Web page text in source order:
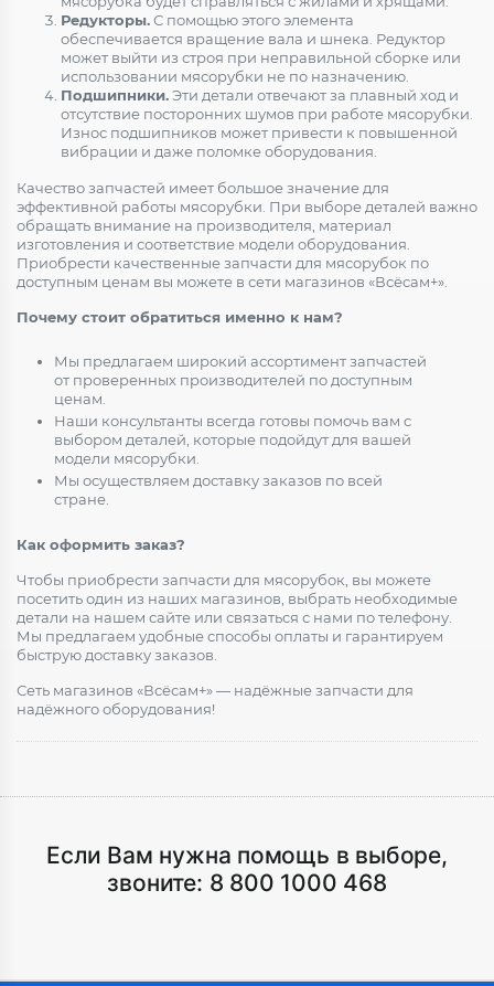
Редукторы.С помощью этого элемента
обеспечивается вращение вала и шнека. Редуктор
может выйти из строя при неправильной сборке или
использовании мясорубки не по назначению.
Подшипники.Эти детали отвечают за плавный ход и
отсутствие посторонних шумов при работе мясорубки.
Износ подшипников может привести к повышенной
вибрации и даже поломке оборудования.
Качество запчастей имеет большое значение для
эффективной работы мясорубки. При выборе деталей важно
обращать внимание на производителя, материал
изготовления и соответствие модели оборудования.
Приобрести качественные запчасти для мясорубок по
доступным ценам вы можете в сети магазинов «Всёсам+».
Почему стоит обратиться именно к нам?
Мы предлагаем широкий ассортимент запчастей
от проверенных производителей по доступным
ценам.
Наши консультанты всегда готовы помочь вам с
выбором деталей, которые подойдут для вашей
модели мясорубки.
Мы осуществляем доставку заказов по всей
стране.
Как оформить заказ?
Чтобы приобрести запчасти для мясорубок, вы можете
посетить один из наших магазинов, выбрать необходимые
детали на нашем сайте или связаться с нами по телефону.
Мы предлагаем удобные способы оплаты и гарантируем
быструю доставку заказов.
Сеть магазинов «Всёсам+» — надёжные запчасти для
надёжного оборудования!
Если Вам нужна помощь в выборе,
звоните: 8 800 1000 468